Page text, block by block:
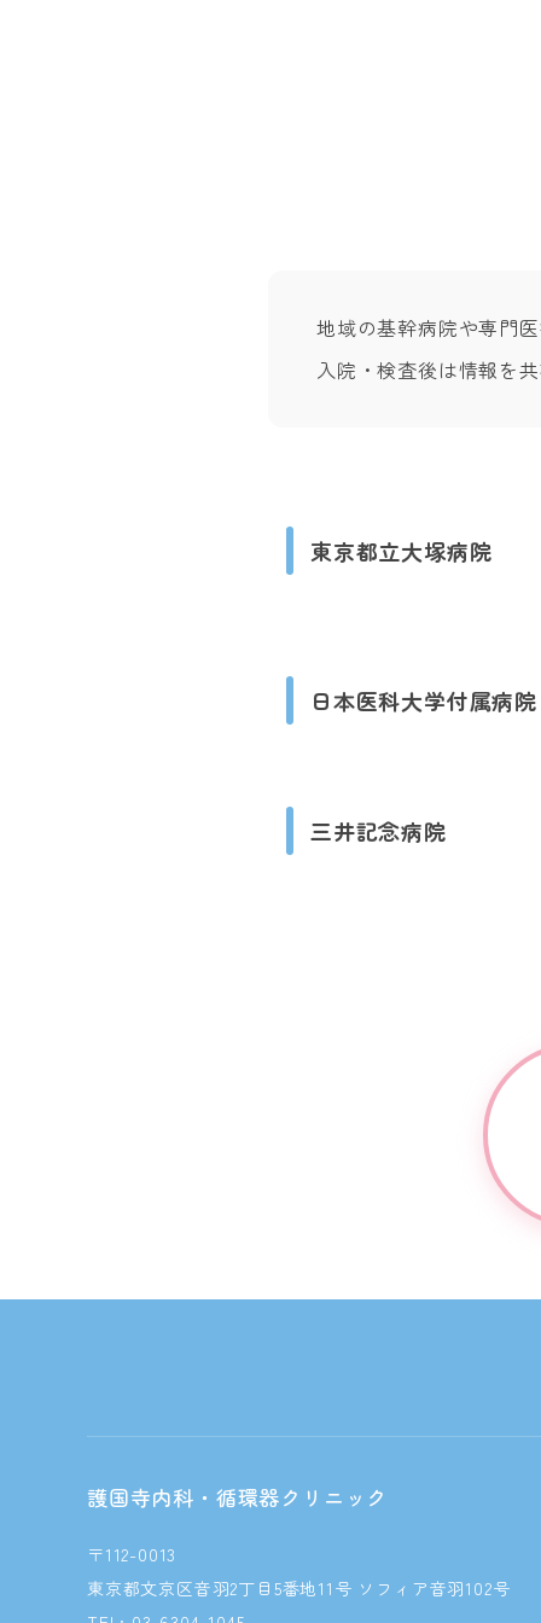
地域の基幹病院や専門
入院・検査後は情報を
東京都立大塚病院
日本医科大学付属病院
三井記念病院
護国寺内科・循環器クリニック
〒112-0013
東京都文京区音羽2丁目5番地11号 ソフィア音羽102号